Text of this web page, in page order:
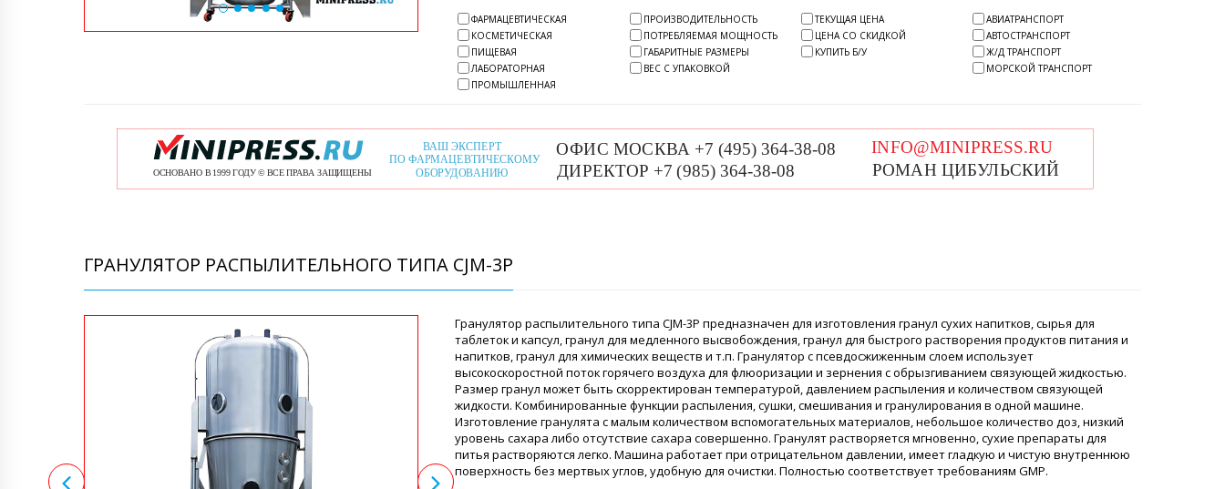
ФАРМАЦЕВТИЧЕСКАЯ
КОСМЕТИЧЕСКАЯ
ПИЩЕВАЯ
ЛАБОРАТОРНАЯ
ПРОМЫШЛЕННАЯ
ПРОИЗВОДИТЕЛЬНОСТЬ
ПОТРЕБЛЯЕМАЯ МОЩНОСТЬ
ГАБАРИТНЫЕ РАЗМЕРЫ
ВЕС С УПАКОВКОЙ
ТЕКУЩАЯ ЦЕНА
ЦЕНА СО СКИДКОЙ
КУПИТЬ Б/У
АВИАТРАНСПОРТ
АВТОСТРАНСПОРТ
Ж/Д ТРАНСПОРТ
МОРСКОЙ ТРАНСПОРТ
ГРАНУЛЯТОР РАСПЫЛИТЕЛЬНОГО ТИПА CJM-3P
Гранулятор распылительного типа CJM-3P предназначен для изготовления гранул сухих напитков, сырья для
таблеток и капсул, гранул для медленного высвобождения, гранул для быстрого растворения продуктов питания и
напитков, гранул для химических веществ и т.п. Гранулятор с псевдосжиженным слоем использует
высокоскоростной поток горячего воздуха для флюоризации и зернения с обрызгиванием связующей жидкостью.
Размер гранул может быть скорректирован температурой, давлением распыления и количеством связующей
жидкости. Комбинированные функции распыления, сушки, смешивания и гранулирования в одной машине.
Изготовление гранулята с малым количеством вспомогательных материалов, небольшое количество доз, низкий
уровень сахара либо отсутствие сахара совершенно. Гранулят растворяется мгновенно, сухие препараты для
питья растворяются легко. Машина работает при отрицательном давлении, имеет гладкую и чистую внутреннюю
поверхность без мертвых углов, удобную для очистки. Полностью соответствует требованиям GMP.